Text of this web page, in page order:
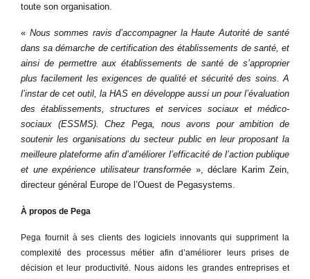
toute son organisation.
« Nous sommes ravis d’accompagner la Haute Autorité de santé
dans sa démarche de certification des établissements de santé, et
ainsi de permettre aux établissements de santé de s’approprier
plus facilement les exigences de qualité et sécurité des soins. A
l’instar de cet outil, la HAS en développe aussi un pour l’évaluation
des établissements, structures et services sociaux et médico-
sociaux (ESSMS). Chez Pega, nous avons pour ambition de
soutenir les organisations du secteur public en leur proposant la
meilleure plateforme afin d’améliorer l’efficacité de l’action publique
et une expérience utilisateur transformée », déclare Karim Zein,
directeur général Europe de l’Ouest de Pegasystems.
À propos de Pega
Pega fournit à ses clients des logiciels innovants qui suppriment la
complexité des processus métier afin d’améliorer leurs prises de
décision et leur productivité. Nous aidons les grandes entreprises et